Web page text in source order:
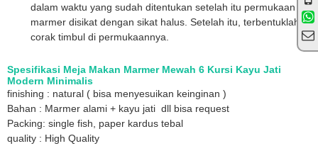
dalam waktu yang sudah ditentukan setelah itu permukaan
marmer disikat dengan sikat halus. Setelah itu, terbentuklah
corak timbul di permukaannya.
Spesifikasi Meja Makan Marmer Mewah 6 Kursi Kayu Jati
Modern Minimalis
finishing : natural ( bisa menyesuikan keinginan )
Bahan : Marmer alami + kayu jati dll bisa request
Packing: single fish, paper kardus tebal
quality : High Quality